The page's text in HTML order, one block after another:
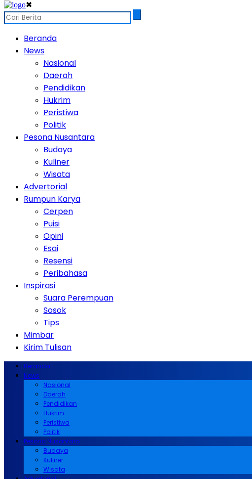
✖
Beranda
News
Nasional
Daerah
Pendidikan
Hukrim
Peristiwa
Politik
Pesona Nusantara
Budaya
Kuliner
Wisata
Advertorial
Rumpun Karya
Cerpen
Puisi
Opini
Esai
Resensi
Peribahasa
Inspirasi
Suara Perempuan
Sosok
Tips
Mimbar
Kirim Tulisan
Beranda
News
Nasional
Daerah
Pendidikan
Hukrim
Peristiwa
Politik
Pesona Nusantara
Budaya
Kuliner
Wisata